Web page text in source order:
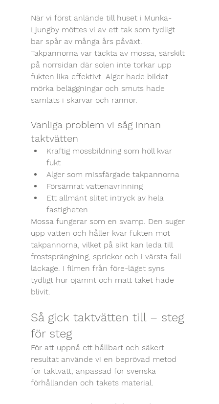
När vi först anlände till huset i Munka-
Ljungby möttes vi av ett tak som tydligt
bar spår av många års påväxt.
Takpannorna var täckta av mossa, särskilt
på norrsidan där solen inte torkar upp
fukten lika effektivt. Alger hade bildat
mörka beläggningar och smuts hade
samlats i skarvar och rännor.
Vanliga problem vi såg innan
taktvätten
Kraftig mossbildning som höll kvar
fukt
Alger som missfärgade takpannorna
Försämrat vattenavrinning
Ett allmänt slitet intryck av hela
fastigheten
Mossa fungerar som en svamp. Den suger
upp vatten och håller kvar fukten mot
takpannorna, vilket på sikt kan leda till
frostsprängning, sprickor och i värsta fall
läckage. I filmen från före-läget syns
tydligt hur ojämnt och matt taket hade
blivit.
Så gick taktvätten till – steg
för steg
För att uppnå ett hållbart och säkert
resultat använde vi en beprövad metod
för taktvätt, anpassad för svenska
förhållanden och takets material.